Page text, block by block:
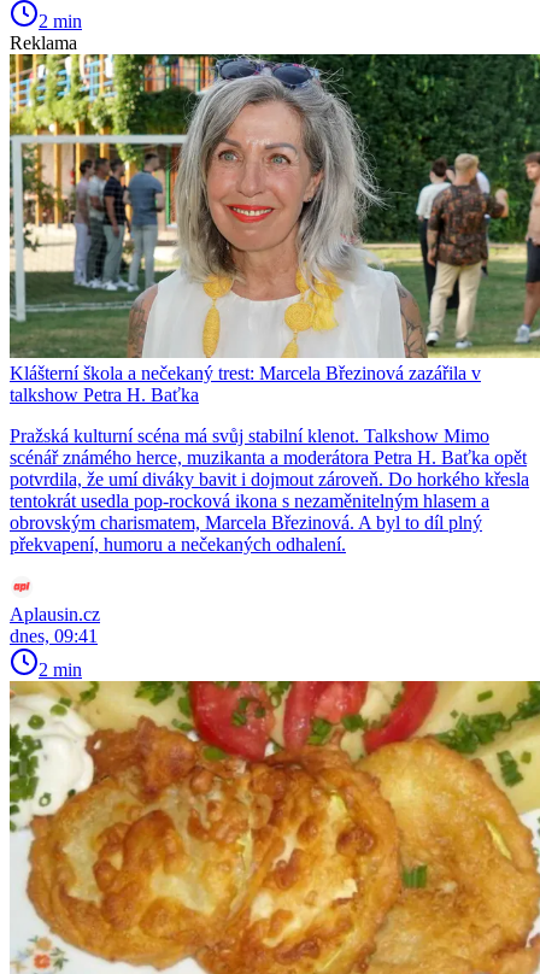
2 min
Reklama
Klášterní škola a nečekaný trest: Marcela Březinová zazářila v
talkshow Petra H. Baťka
Pražská kulturní scéna má svůj stabilní klenot. Talkshow Mimo
scénář známého herce, muzikanta a moderátora Petra H. Baťka opět
potvrdila, že umí diváky bavit i dojmout zároveň. Do horkého křesla
tentokrát usedla pop-rocková ikona s nezaměnitelným hlasem a
obrovským charismatem, Marcela Březinová. A byl to díl plný
překvapení, humoru a nečekaných odhalení.
Aplausin.cz
dnes, 09:41
2 min